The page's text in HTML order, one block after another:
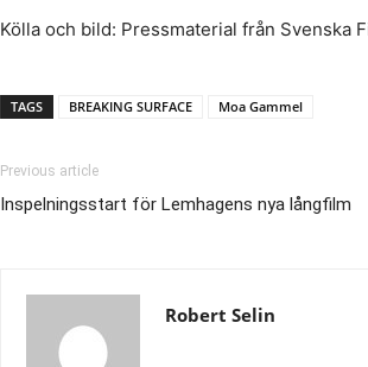
Kölla och bild: Pressmaterial från Svenska
TAGS BREAKING SURFACE Moa Gammel
Previous article
Inspelningsstart för Lemhagens nya långfilm
Robert Selin